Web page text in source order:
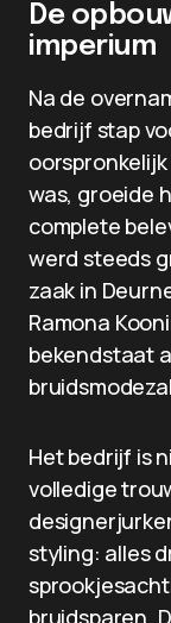
De
imperium
Na de
bedrijf stap
was, groeide
complete
werd steeds
zaak in
Ramona
bekendstaat
Het bedrijf is
volledige
styling: alles
bruidsparen.